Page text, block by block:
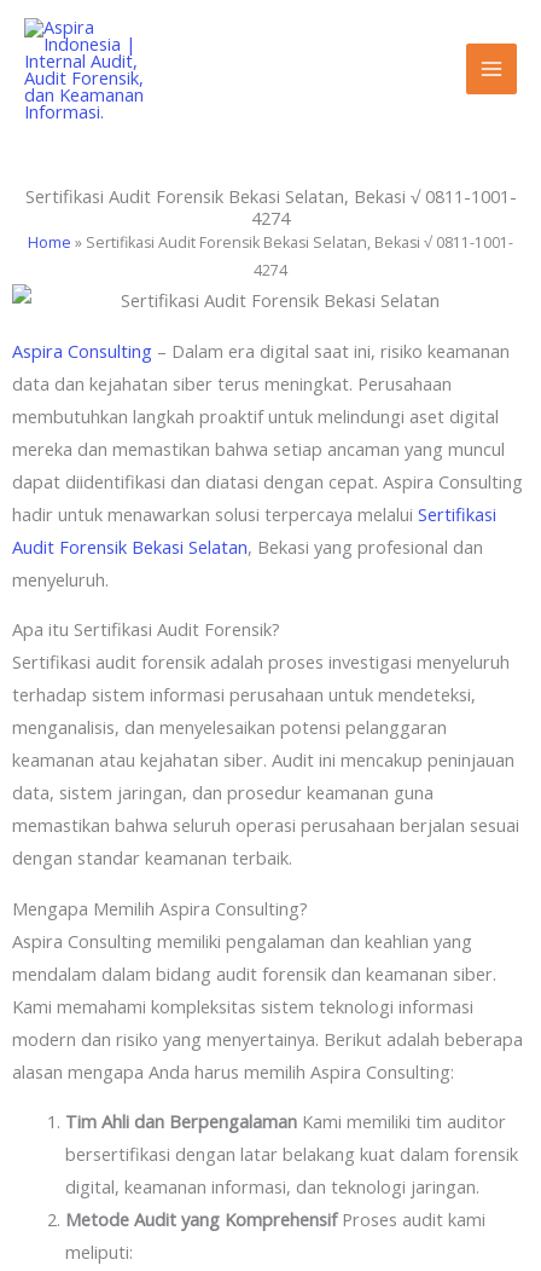
Lewati
konten
Sertifikasi Audit Forensik Bekasi Selatan, Bekasi √ 0811-1001-
4274
Home » Sertifikasi Audit Forensik Bekasi Selatan, Bekasi √ 0811-1001-
4274
Aspira Consulting – Dalam era digital saat ini, risiko keamanan
data dan kejahatan siber terus meningkat. Perusahaan
membutuhkan langkah proaktif untuk melindungi aset digital
mereka dan memastikan bahwa setiap ancaman yang muncul
dapat diidentifikasi dan diatasi dengan cepat. Aspira Consulting
hadir untuk menawarkan solusi terpercaya melalui Sertifikasi
Audit Forensik Bekasi Selatan, Bekasi yang profesional dan
menyeluruh.
Apa itu Sertifikasi Audit Forensik?
Sertifikasi audit forensik adalah proses investigasi menyeluruh
terhadap sistem informasi perusahaan untuk mendeteksi,
menganalisis, dan menyelesaikan potensi pelanggaran
keamanan atau kejahatan siber. Audit ini mencakup peninjauan
data, sistem jaringan, dan prosedur keamanan guna
memastikan bahwa seluruh operasi perusahaan berjalan sesuai
dengan standar keamanan terbaik.
Mengapa Memilih Aspira Consulting?
Aspira Consulting memiliki pengalaman dan keahlian yang
mendalam dalam bidang audit forensik dan keamanan siber.
Kami memahami kompleksitas sistem teknologi informasi
modern dan risiko yang menyertainya. Berikut adalah beberapa
alasan mengapa Anda harus memilih Aspira Consulting:
Tim Ahli dan BerpengalamanKami memiliki tim auditor
bersertifikasi dengan latar belakang kuat dalam forensik
digital, keamanan informasi, dan teknologi jaringan.
Metode Audit yang KomprehensifProses audit kami
meliputi: